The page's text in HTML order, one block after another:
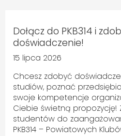
Dołącz do PKB314 i
doświadczenie!
15 lipca 2026
Chcesz zdobyć
studiów, poznać
swoje kompetencje
Ciebie świetną propozycję!
studentów do
PKB314 – Powiatowych